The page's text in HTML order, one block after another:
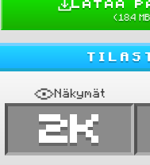
LATAA
(18.4 MB
Näkymät
2K